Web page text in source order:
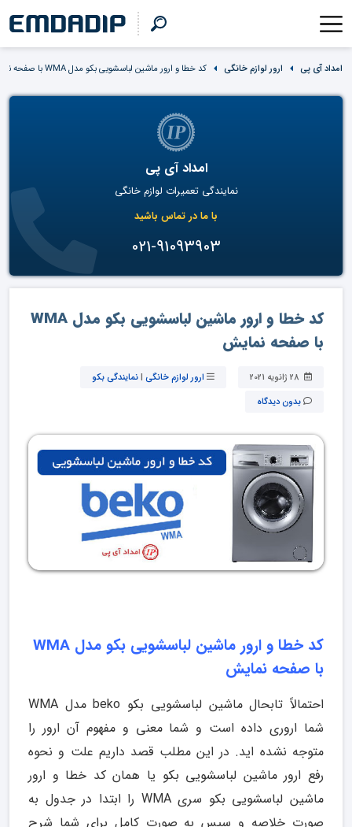
امداد آی پی ارور لوازم خانگی کد خطا و ارور ماشین لباسشویی بکو مدل WMA با صفحه نمایش
امداد آی پی
نمایندگی تعمیرات لوازم خانگی
با ما در تماس باشید
021-91093903
کد خطا و ارور ماشین لباسشویی بکو مدل WMA
با صفحه نمایش
ارور لوازم خانگی |نمایندگی بکو
بدون دیدگاه
کد خطا و ارور ماشین لباسشویی بکو مدل WMA
با صفحه نمایش
احتمالاً تابحال ماشین لباسشویی بکو beko مدل WMA
شما اروری داده است و شما معنی و مفهوم آن ارور را
متوجه نشده اید. در این مطلب قصد داریم علت و نحوه
رفع ارور ماشین لباسشویی بکو یا همان کد خطا و ارور
ماشین لباسشویی بکو سری WMA را ابتدا در جدول به
صورت خلاصه و سپس به صورت کامل برای شما شرح